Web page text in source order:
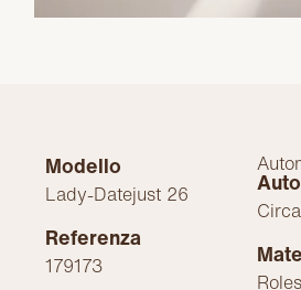
Modello
Lady-Datejust 26
Referenza
179173